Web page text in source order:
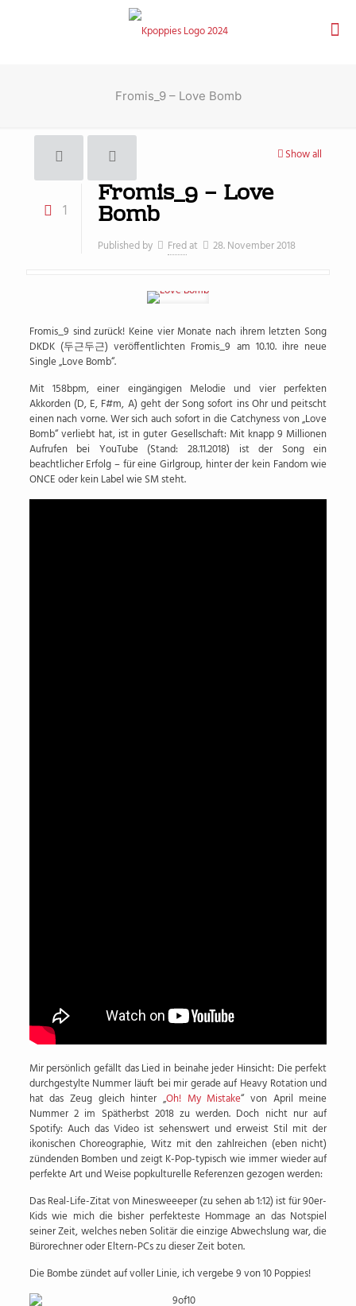
Fromis_9 – Love Bomb
Show all
1 Fromis_9 – Love
Bomb
Published by Fredat 28. November 2018
Fromis_9 sind zurück! Keine vier Monate nach ihrem letzten Song
DKDK (두근두근) veröffentlichten Fromis_9 am 10.10. ihre neue
Single „Love Bomb“.
Mit 158bpm, einer eingängigen Melodie und vier perfekten
Akkorden (D, E, F#m, A) geht der Song sofort ins Ohr und peitscht
einen nach vorne. Wer sich auch sofort in die Catchyness von „Love
Bomb“ verliebt hat, ist in guter Gesellschaft: Mit knapp 9 Millionen
Aufrufen bei YouTube (Stand: 28.11.2018) ist der Song ein
beachtlicher Erfolg – für eine Girlgroup, hinter der kein Fandom wie
ONCE oder kein Label wie SM steht.
Mir persönlich gefällt das Lied in beinahe jeder Hinsicht: Die perfekt
durchgestylte Nummer läuft bei mir gerade auf Heavy Rotation und
hat das Zeug gleich hinter „Oh! My Mistake“ von April meine
Nummer 2 im Spätherbst 2018 zu werden. Doch nicht nur auf
Spotify: Auch das Video ist sehenswert und erweist Stil mit der
ikonischen Choreographie, Witz mit den zahlreichen (eben nicht)
zündenden Bomben und zeigt K-Pop-typisch wie immer wieder auf
perfekte Art und Weise popkulturelle Referenzen gezogen werden:
Das Real-Life-Zitat von Minesweeeper (zu sehen ab 1:12) ist für 90er-
Kids wie mich die bisher perfekteste Hommage an das Notspiel
seiner Zeit, welches neben Solitär die einzige Abwechslung war, die
Bürorechner oder Eltern-PCs zu dieser Zeit boten.
Die Bombe zündet auf voller Linie, ich vergebe 9 von 10 Poppies!